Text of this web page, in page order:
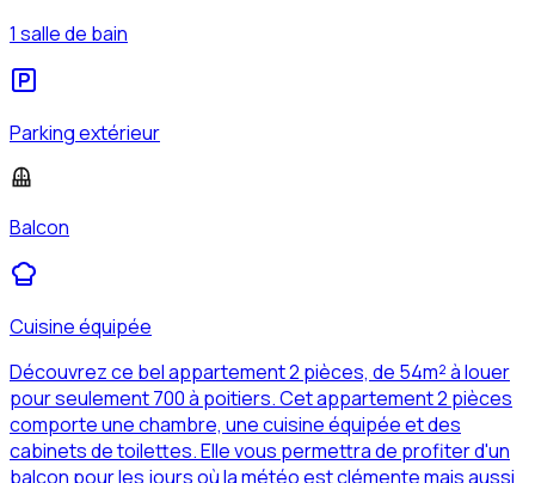
1 salle de bain
Parking extérieur
Balcon
Cuisine équipée
Découvrez ce bel appartement 2 pièces, de 54m² à louer
pour seulement 700 à poitiers. Cet appartement 2 pièces
comporte une chambre, une cuisine équipée et des
cabinets de toilettes. Elle vous permettra de profiter d'un
balcon pour les jours où la météo est clémente mais aussi